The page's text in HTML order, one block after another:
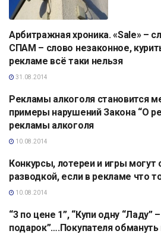
АНАЛИТИКА
Арбитражная хроника. «Sale» –
СПАМ – слово незаконное,
рекламе всё таки нельзя
31.08.2014
АНАЛИТИКА
Рекламы алкоголя становится
примеры нарушений Закона “О
рекламы алкоголя
10.08.2014
АНАЛИТИКА
Конкурсы, лотереи и игры могут
разводкой, если в рекламе что
10.08.2014
АНАЛИТИКА
“3 по цене 1”, “Купи одну “Ладу”
подарок”….Покупателя